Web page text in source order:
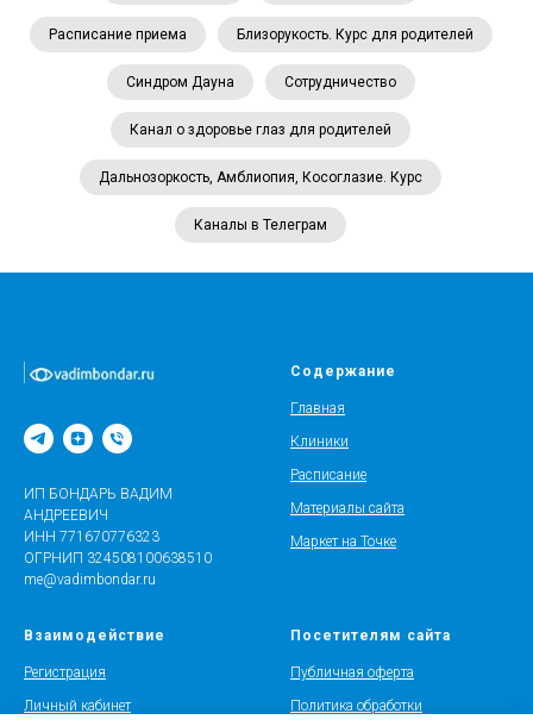
Расписание приема Близорукость. Курс для родителей
Синдром Дауна Сотрудничество
Канал о здоровье глаз для родителей
Дальнозоркость, Амблиопия, Косоглазие. Курс
Каналы в Телеграм
ИП БОНДАРЬ ВАДИМ
АНДРЕЕВИЧ
ИНН 771670776323
ОГРНИП 324508100638510
me@vadimbondar.ru
Содержание
Главная
Клиники
Расписание
Материалы сайта
Маркет на Точке
Взаимодействие
Регистрация
Личный кабинет
Посетителям сайта
Публичная оферта
Политика обработки